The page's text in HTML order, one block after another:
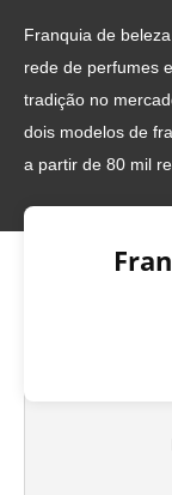
Sucesso
Franquia de
rede de perfumes
tradição no
dois modelos de
a partir de 80 mil